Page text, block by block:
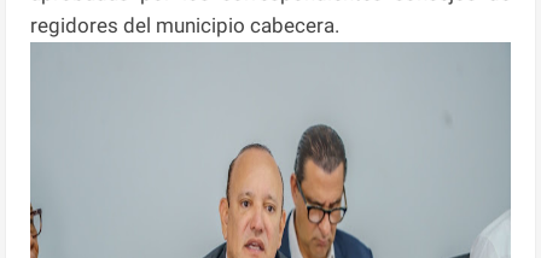
regidores del municipio cabecera.